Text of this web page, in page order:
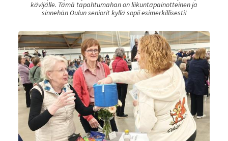
kävijälle. Tämä tapahtumahan on liikuntapainotteinen ja
sinnehän Oulun seniorit kyllä sopii esimerkillisesti!